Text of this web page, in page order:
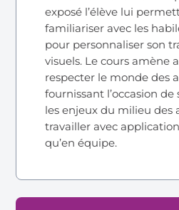
exposé l’élève lui
familiariser avec les
pour personnaliser son
visuels. Le cours amène
respecter le monde des
fournissant l’occasion de
les enjeux du milieu des
travailler avec
qu’en équipe.